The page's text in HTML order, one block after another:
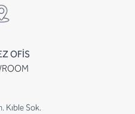
OFİS
Kıble Sok.